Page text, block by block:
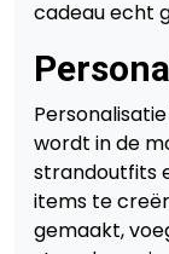
cadeau echt
wordt in de
strandoutfits
items te
gemaakt,